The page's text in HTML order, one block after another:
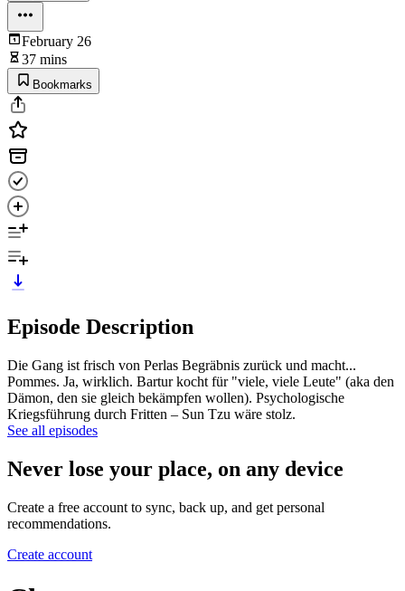
February 26
37 mins
Bookmarks
Episode Description
Die Gang ist frisch von Perlas Begräbnis zurück und macht...
Pommes. Ja, wirklich. Bartur kocht für "viele, viele Leute" (aka den
Dämon, den sie gleich bekämpfen wollen). Psychologische
Kriegsführung durch Fritten – Sun Tzu wäre stolz.
See all episodes
Never lose your place, on any device
Create a free account to sync, back up, and get personal
recommendations.
Create account